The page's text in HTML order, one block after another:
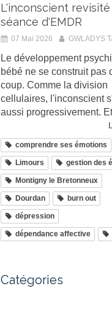
L'inconscient
séance d'EMDR
07 Mai 2026 GWLADYS
Le développement
bébé ne se construit pas
coup. Comme la division
cellulaires, l'inconscient
aussi progressivement.
comprendre ses émotions
Limours gestion des
Montigny le Bretonneux
Dourdan burn out
dépression
dépendance affective
Catégories